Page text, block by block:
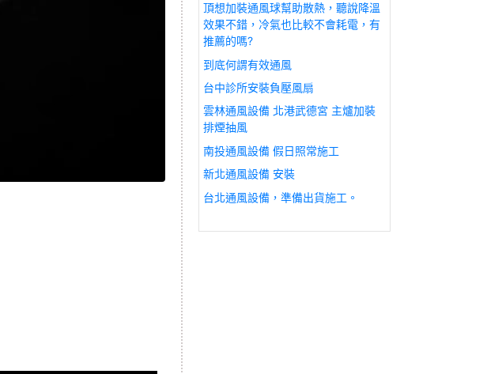
頂想加裝通風球幫助散熱，聽說降溫
效果不錯，冷氣也比較不會耗電，有
推薦的嗎?
到底何謂有效通風
台中診所安裝負壓風扇
雲林通風設備 北港武德宮 主爐加裝
排煙抽風
南投通風設備 假日照常施工
新北通風設備 安裝
台北通風設備，準備出貨施工。